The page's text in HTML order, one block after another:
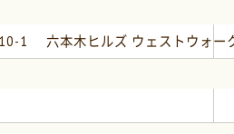
10-1 六本木ヒルズ ウェストウォ